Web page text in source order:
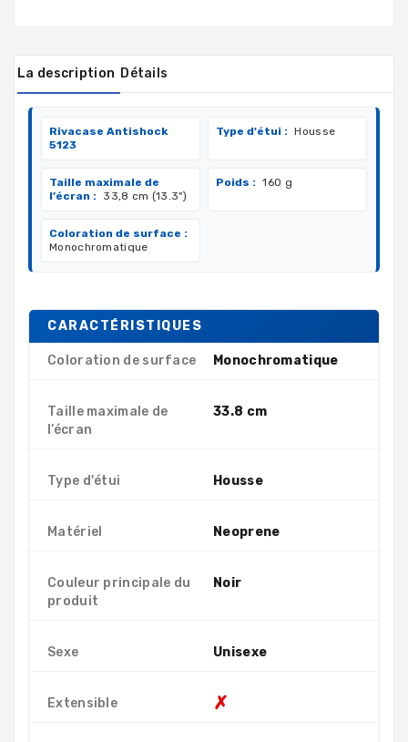
La description Détails
Rivacase Antishock
5123
Type d'étui : Housse
Taille maximale de
l’écran :
33,8 cm (13.3")
Poids : 160 g
Coloration de surface :
Monochromatique
CARACTÉRISTIQUES
Coloration de surface Monochromatique
Taille maximale de
l’écran
33.8 cm
Type d'étui Housse
Matériel Neoprene
Couleur principale du
produit
Noir
Sexe Unisexe
Extensible ✗